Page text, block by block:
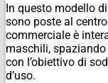
In questo modello
sono poste al
commerciale è
maschili,
con l’obiettivo di
d’uso.